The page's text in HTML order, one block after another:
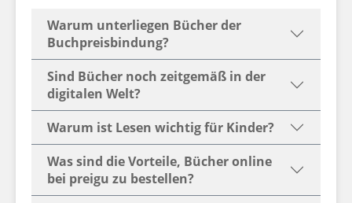
Warum unterliegen Bücher der
Buchpreisbindung?
Sind Bücher noch zeitgemäß in der
digitalen Welt?
Warum ist Lesen wichtig für Kinder?
Was sind die Vorteile, Bücher online
bei preigu zu bestellen?